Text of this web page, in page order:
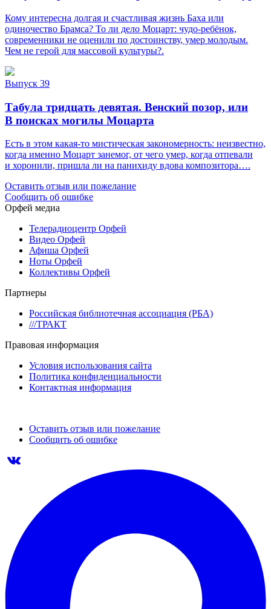
Кому интересна долгая и счастливая жизнь Баха или
одиночество Брамса? То ли дело Моцарт: чудо-ребёнок,
современники не оценили по достоинству, умер молодым.
Чем не герой для массовой культуры?.
Выпуск 39
Табула тридцать девятая. Венский позор, или
В поисках могилы Моцарта
Есть в этом какая-то мистическая закономерность: неизвестно,
когда именно Моцарт занемог, от чего умер, когда отпевали
и хоронили, пришла ли на панихиду вдова композитора….
Оставить отзыв или пожелание
Сообщить об ошибке
Орфей медиа
Телерадиоцентр Орфей
Видео Орфей
Афиша Орфей
Ноты Орфей
Коллективы Орфей
Партнеры
Российская библиотечная ассоциация (РБА)
///ТРАКТ
Правовая информация
Условия использования сайта
Политика конфиденциальности
Контактная информация
Оставить отзыв или пожелание
Сообщить об ошибке